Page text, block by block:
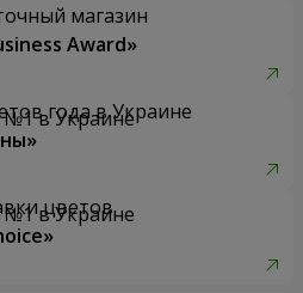
магазин
Award»
года в Украине
цветов